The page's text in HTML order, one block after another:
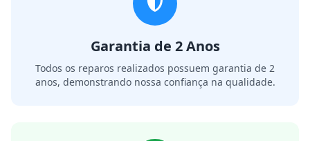
Garantia de 2 Anos
Todos os reparos realizados possuem garantia de 2
anos, demonstrando nossa confiança na qualidade.